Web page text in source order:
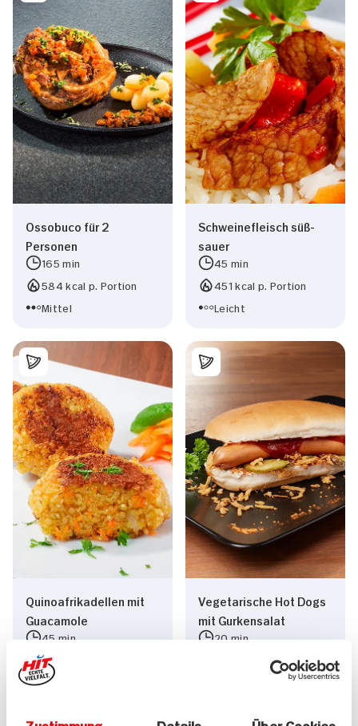
Ossobuco für 2
Personen
165 min
584 kcal p. Portion
Mittel
Schweinefleisch süß-
sauer
45 min
451 kcal p. Portion
Leicht
Quinoafrikadellen mit
Guacamole
45 min
427 kcal p. Portion
Leicht
Vegetarische Hot Dogs
mit Gurkensalat
20 min
508 kcal p. Portion